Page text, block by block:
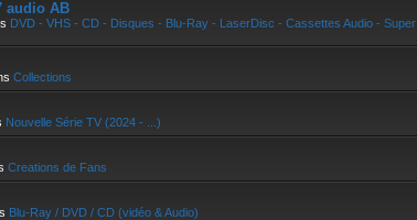
audio AB
DVD - VHS - CD - Disques - Blu-Ray - LaserDisc - Cassettes Audio - Super
Collections
Nouvelle Série TV (2024 - ...)
Creations de Fans
Blu-Ray / DVD / CD (vidéo & Audio)